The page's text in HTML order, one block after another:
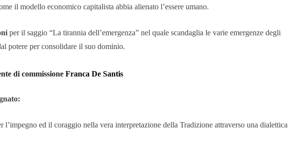
il modello economico capitalista abbia alienato l’essere umano.
per il saggio “La tirannia dell’emergenza” nel quale scandaglia le varie emergenze degli
potere per consolidare il suo dominio.
di commissione Franca De Santis
l’impegno ed il coraggio nella vera interpretazione della Tradizione attraverso una dialettica